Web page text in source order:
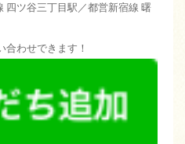
四ツ谷三丁目駅／都営新宿線 曙
合わせできます！